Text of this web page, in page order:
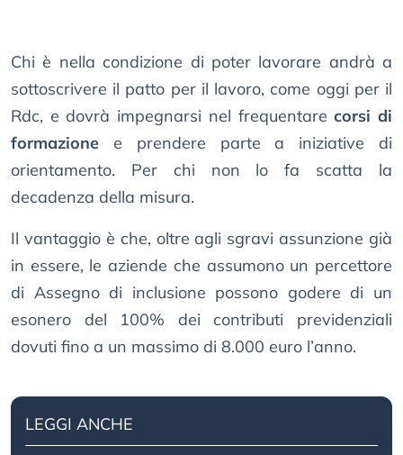
Chi è nella condizione di poter lavorare andrà a
sottoscrivere il patto per il lavoro, come oggi per il
Rdc, e dovrà impegnarsi nel frequentarecorsi di
formazione e prendere parte a iniziative di
orientamento. Per chi non lo fa scatta la
decadenza della misura.
Il vantaggio è che, oltre agli sgravi assunzione già
in essere, le aziende che assumono un percettore
di Assegno di inclusione possono godere di un
esonero del 100% dei contributi previdenziali
dovuti fino a un massimo di 8.000 euro l’anno.
LEGGI ANCHE